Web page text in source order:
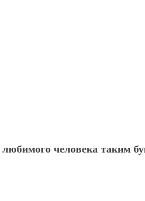
человека таким